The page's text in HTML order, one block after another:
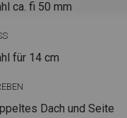
ca. fi 50 mm
für 14 cm
Dach und Seite